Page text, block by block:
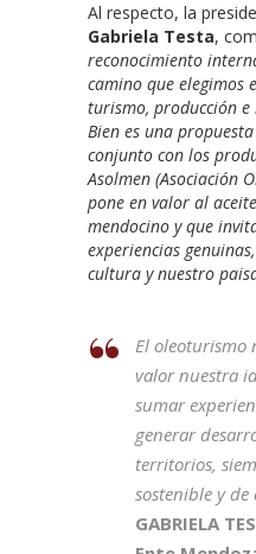
Al respecto, la
Gabriela Testa,
reconocimiento
camino que elegimos
turismo, producción
Bien es una
conjunto con los
Asolmen (Asociación
pone en valor al
mendocino y que
experiencias
cultura y nuestro
El oleoturismo
valor nuestra
sumar
generar
territorios,
sostenible y
GABRIELA